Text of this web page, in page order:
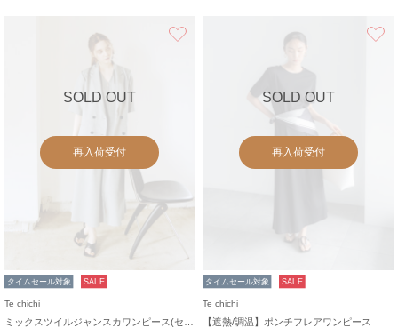
SOLD OUT
再入荷受付
タイムセール対象 SALE
Te chichi
SOLD OUT
再入荷受付
タイムセール対象 SALE
Te chichi
【遮熱/調温】ポンチフレアワンピース